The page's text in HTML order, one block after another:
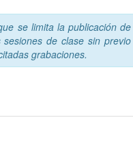
se limita la publicación de
de clase sin previo
grabaciones.